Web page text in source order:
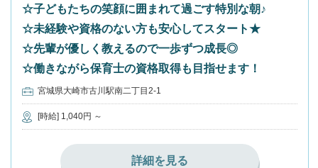
☆子どもたちの笑顔に囲まれて過ごす特別な朝♪
☆未経験や資格のない方も安心してスタート★
☆先輩が優しく教えるので一歩ずつ成長◎
☆働きながら保育士の資格取得も目指せます！
宮城県大崎市古川駅南二丁目2-1
[時給] 1,040円 ～
詳細を見る